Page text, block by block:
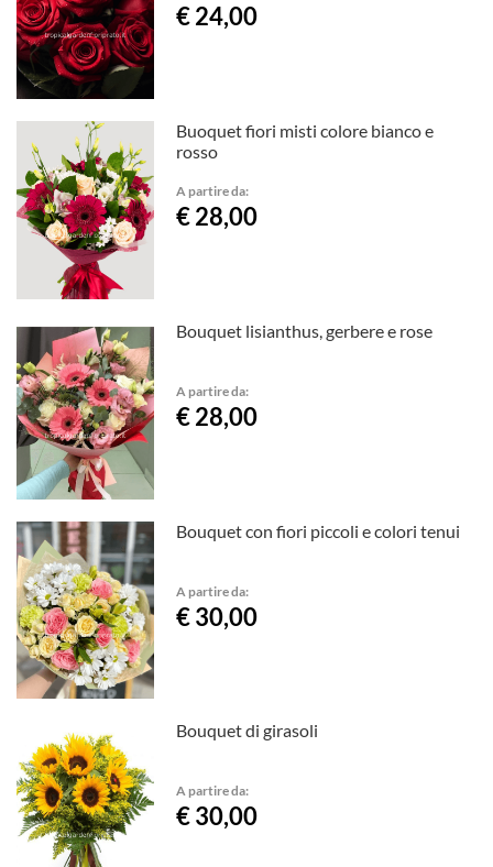
€ 24,00
Buoquet fiori misti colore bianco e
rosso
A partire da:
€ 28,00
Bouquet lisianthus, gerbere e rose
A partire da:
€ 28,00
Bouquet con fiori piccoli e colori tenui
A partire da:
€ 30,00
Bouquet di girasoli
A partire da:
€ 30,00